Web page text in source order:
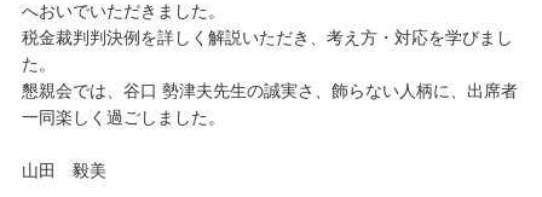
へおいでいただきました。
税金裁判判決例を詳しく解説いただき、考え方・対応を学びまし
た。
懇親会では、谷口 勢津夫先生の誠実さ、飾らない人柄に、出席者
一同楽しく過ごしました。
山田 毅美